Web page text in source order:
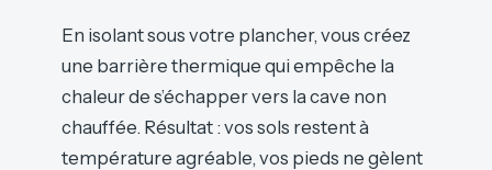
En isolant sous votre plancher, vous créez
une barrière thermique qui empêche la
chaleur de s’échapper vers la cave non
chauffée. Résultat : vos sols restent à
température agréable, vos pieds ne gèlent